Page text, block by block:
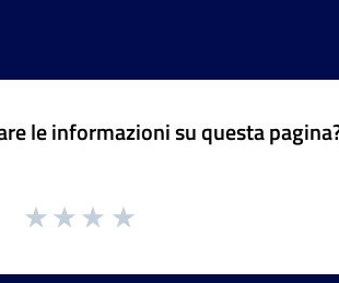
le informazioni su questa